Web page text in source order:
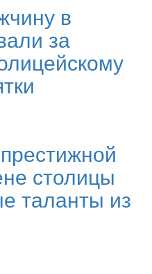
в
за
столицы
таланты из